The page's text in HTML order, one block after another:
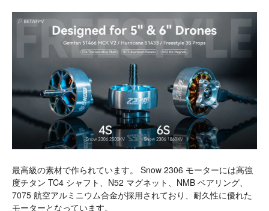
最高級の素材で作られています。 Snow 2306 モーターには高強
度チタン TC4 シャフト、N52 マグネット、NMB ベアリング、
7075 航空アルミニウム合金が採用されており、耐久性に優れた
モーターとなっています。